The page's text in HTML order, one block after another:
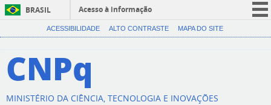
BRASIL
Acesso à informação
CORONAVÍRUS (COVID-19)
ACESSIBILIDADE ALTO CONTRASTE MAPA DO SITE
CNPq
MINISTÉRIO DA CIÊNCIA, TECNOLOGIA E INOVAÇÕES